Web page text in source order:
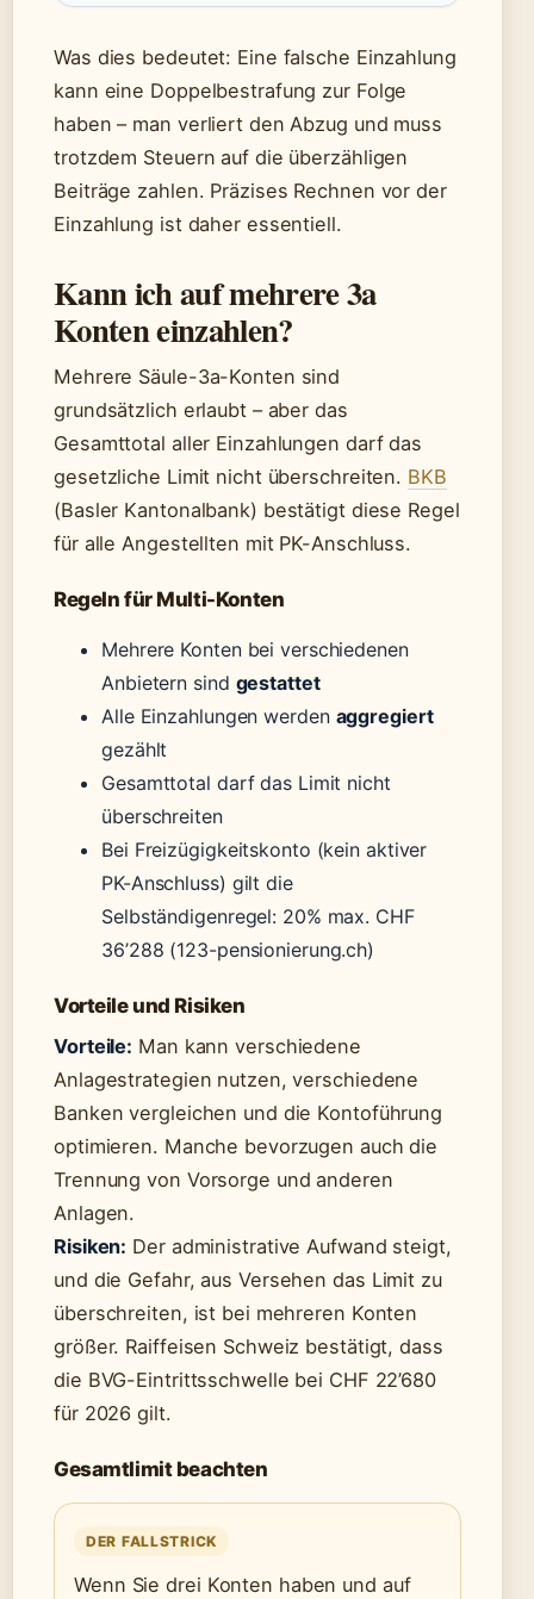
Was dies bedeutet: Eine falsche Einzahlung
kann eine Doppelbestrafung zur Folge
haben – man verliert den Abzug und muss
trotzdem Steuern auf die überzähligen
Beiträge zahlen. Präzises Rechnen vor der
Einzahlung ist daher essentiell.
Kann ich auf mehrere 3a
Konten einzahlen?
Mehrere Säule-3a-Konten sind
grundsätzlich erlaubt – aber das
Gesamttotal aller Einzahlungen darf das
gesetzliche Limit nicht überschreiten. BKB
(Basler Kantonalbank) bestätigt diese Regel
für alle Angestellten mit PK-Anschluss.
Regeln für Multi-Konten
Mehrere Konten bei verschiedenen
Anbietern sind gestattet
Alle Einzahlungen werden aggregiert
gezählt
Gesamttotal darf das Limit nicht
überschreiten
Bei Freizügigkeitskonto (kein aktiver
PK-Anschluss) gilt die
Selbständigenregel: 20% max. CHF
36’288 (123-pensionierung.ch)
Vorteile und Risiken
Vorteile: Man kann verschiedene
Anlagestrategien nutzen, verschiedene
Banken vergleichen und die Kontoführung
optimieren. Manche bevorzugen auch die
Trennung von Vorsorge und anderen
Anlagen.
Risiken: Der administrative Aufwand steigt,
und die Gefahr, aus Versehen das Limit zu
überschreiten, ist bei mehreren Konten
größer. Raiffeisen Schweiz bestätigt, dass
die BVG-Eintrittsschwelle bei CHF 22’680
für 2026 gilt.
Gesamtlimit beachten
DER FALLSTRICK
Wenn Sie drei Konten haben und auf